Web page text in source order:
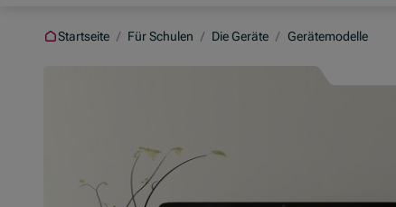
Startseite / Für Schulen / Die Geräte / Gerätemodelle